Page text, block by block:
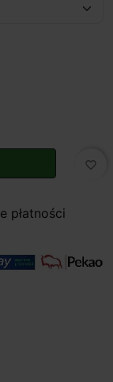
favorite_border
płatności